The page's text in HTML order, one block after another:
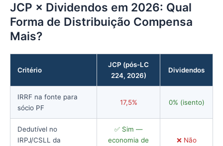
JCP × Dividendos em 2026: Qual
Forma de Distribuição Compensa
Mais?
Critério
JCP (pós-LC
224, 2026)
Dividendos
IRRF na fonte para
sócio PF
17,5% 0% (isento)
Dedutível no
IRPJ/CSLL da
✅ Sim —
economia de
❌ Não